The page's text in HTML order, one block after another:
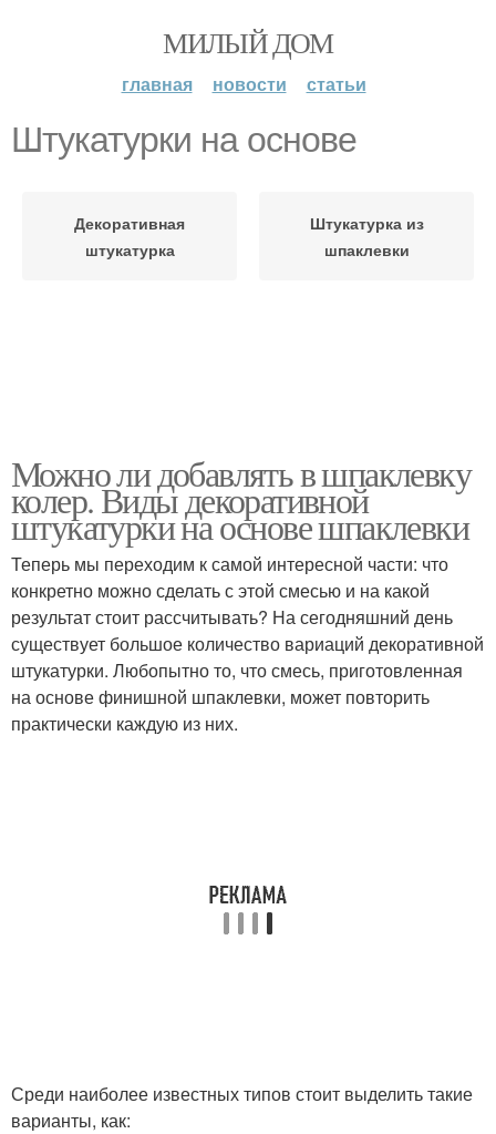
МИЛЫЙ ДОМ
главная новости статьи
Штукатурки на основе
Декоративная
штукатурка
Штукатурка из
шпаклевки
Можно ли добавлять в шпаклевку
колер. Виды декоративной
штукатурки на основе шпаклевки
Теперь мы переходим к самой интересной части: что
конкретно можно сделать с этой смесью и на какой
результат стоит рассчитывать? На сегодняшний день
существует большое количество вариаций декоративной
штукатурки. Любопытно то, что смесь, приготовленная
на основе финишной шпаклевки, может повторить
практически каждую из них.
Среди наиболее известных типов стоит выделить такие
варианты, как: